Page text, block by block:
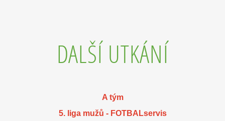
DALŠÍ UTKÁNÍ
A tým
5. liga mužů - FOTBALservis